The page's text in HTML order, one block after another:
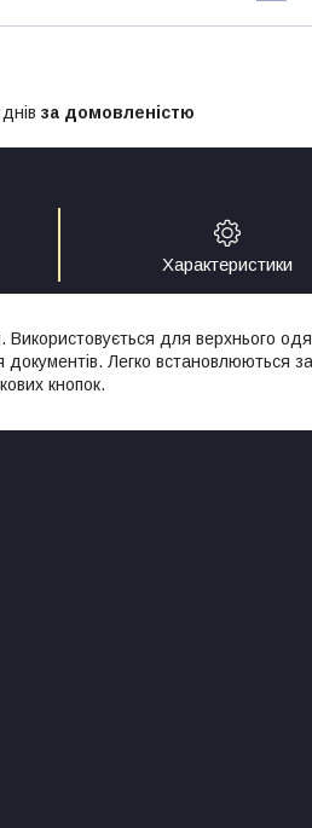
за домовленістю
Характеристики
Використовується для верхнього
документів. Легко встановлюються
кнопок.